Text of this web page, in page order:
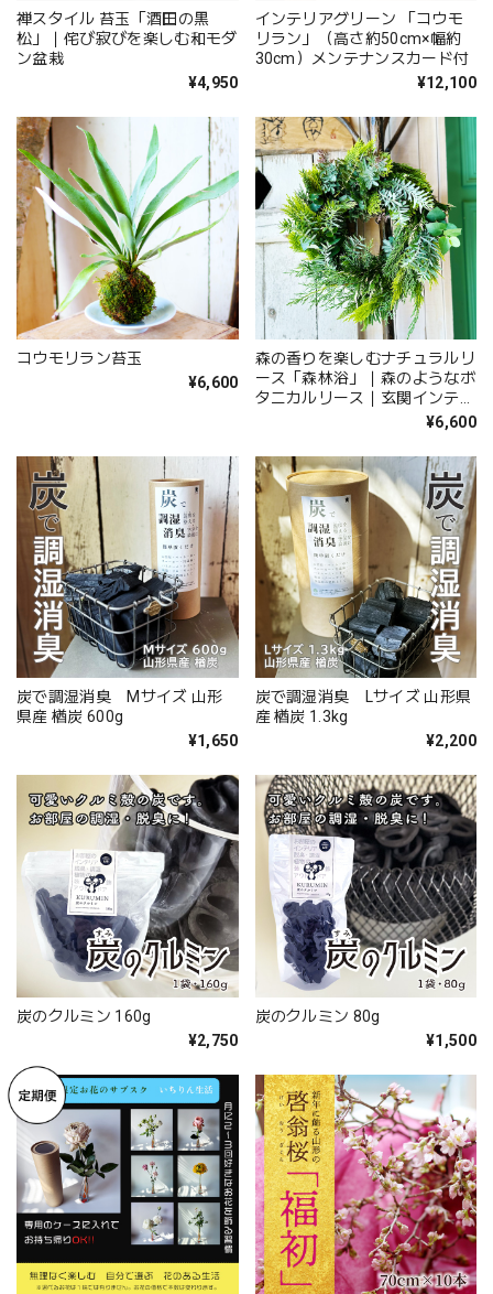
禅スタイル 苔玉「酒田の黒
松」｜侘び寂びを楽しむ和モダ
ン盆栽
¥4,950
インテリアグリーン 「コウモ
リラン」（高さ約50cm×幅約
30cm）メンテナンスカード付
¥12,100
コウモリラン苔玉
¥6,600
森の香りを楽しむナチュラルリ
ース「森林浴」｜森のようなボ
タニカルリース｜玄関インテリ
¥6,600
炭で調湿消臭 Mサイズ 山形
県産 楢炭 600g
¥1,650
炭で調湿消臭 Lサイズ 山形県
産 楢炭 1.3kg
¥2,200
炭のクルミン 160g
¥2,750
炭のクルミン 80g
¥1,500